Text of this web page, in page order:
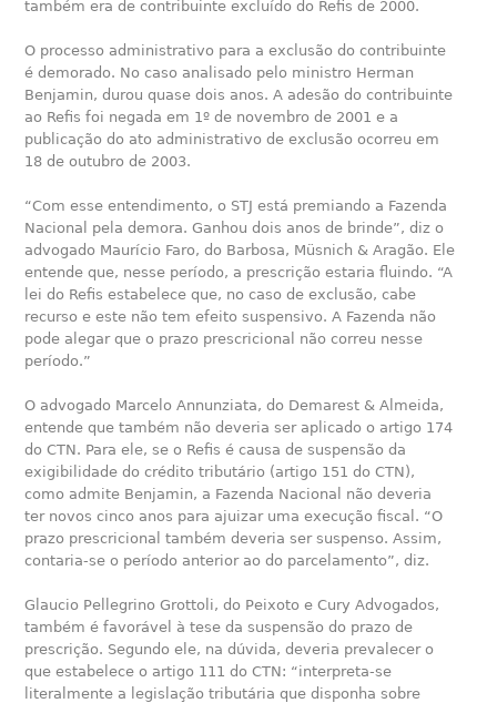
também era de contribuinte excluído do Refis de 2000.
O processo administrativo para a exclusão do contribuinte
é demorado. No caso analisado pelo ministro Herman
Benjamin, durou quase dois anos. A adesão do contribuinte
ao Refis foi negada em 1º de novembro de 2001 e a
publicação do ato administrativo de exclusão ocorreu em
18 de outubro de 2003.
“Com esse entendimento, o STJ está premiando a Fazenda
Nacional pela demora. Ganhou dois anos de brinde”, diz o
advogado Maurício Faro, do Barbosa, Müsnich & Aragão. Ele
entende que, nesse período, a prescrição estaria fluindo. “A
lei do Refis estabelece que, no caso de exclusão, cabe
recurso e este não tem efeito suspensivo. A Fazenda não
pode alegar que o prazo prescricional não correu nesse
período.”
O advogado Marcelo Annunziata, do Demarest & Almeida,
entende que também não deveria ser aplicado o artigo 174
do CTN. Para ele, se o Refis é causa de suspensão da
exigibilidade do crédito tributário (artigo 151 do CTN),
como admite Benjamin, a Fazenda Nacional não deveria
ter novos cinco anos para ajuizar uma execução fiscal. “O
prazo prescricional também deveria ser suspenso. Assim,
contaria-se o período anterior ao do parcelamento”, diz.
Glaucio Pellegrino Grottoli, do Peixoto e Cury Advogados,
também é favorável à tese da suspensão do prazo de
prescrição. Segundo ele, na dúvida, deveria prevalecer o
que estabelece o artigo 111 do CTN: “interpreta-se
literalmente a legislação tributária que disponha sobre